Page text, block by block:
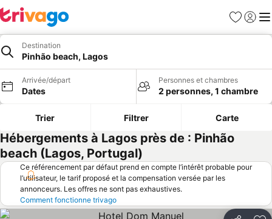
Favoris
Se
Destination
Pinhão beach, Lagos
Arrivée/départ
Dates
Personnes et chambres
2 personnes, 1 chambre
Trier Filtrer Carte
Hébergements à Lagos près de : Pinhão
beach (Lagos, Portugal)
Ce référencement par défaut prend en compte l’intérêt probable pour
l’utilisateur, le tarif proposé et la compensation versée par les
annonceurs. Les offres ne sont pas exhaustives.
Comment fonctionne trivago